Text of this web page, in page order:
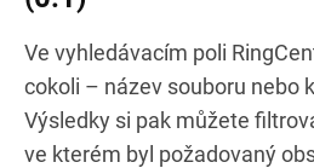
Ve vyhledávacím poli
cokoli – název souboru nebo
Výsledky si pak můžete
ve kterém byl požadovaný